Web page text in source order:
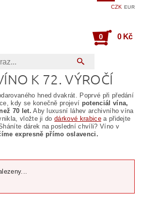
CZK EUR
0 0 Kč
K 72. VÝROČÍ
hned dvakrát. Poprvé při předání
kdy se konečně projeví potenciál vína,
70 let. Aby luxusní láhev archivního vína
vložte ji dodárkové krabicea přidejte
dárek na poslední chvíli? Víno v
expresně přímo oslavenci.